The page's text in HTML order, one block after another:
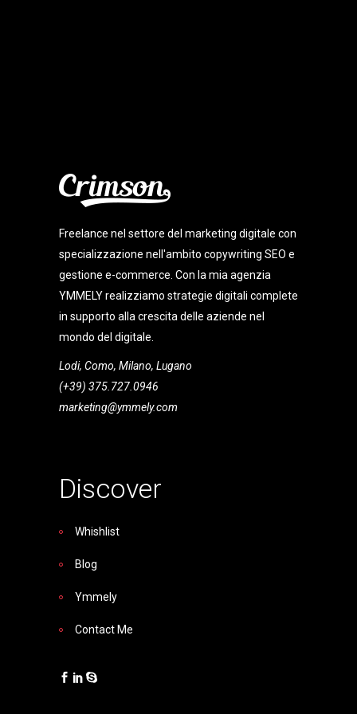
Freelance nel settore del marketing digitale con
specializzazione nell'ambito copywriting SEO e
gestione e-commerce. Con la mia agenzia
YMMELY realizziamo strategie digitali complete
in supporto alla crescita delle aziende nel
mondo del digitale.
Lodi, Como, Milano, Lugano
(+39) 375.727.0946
marketing@ymmely.com
Discover
Whishlist
Blog
Ymmely
Contact Me